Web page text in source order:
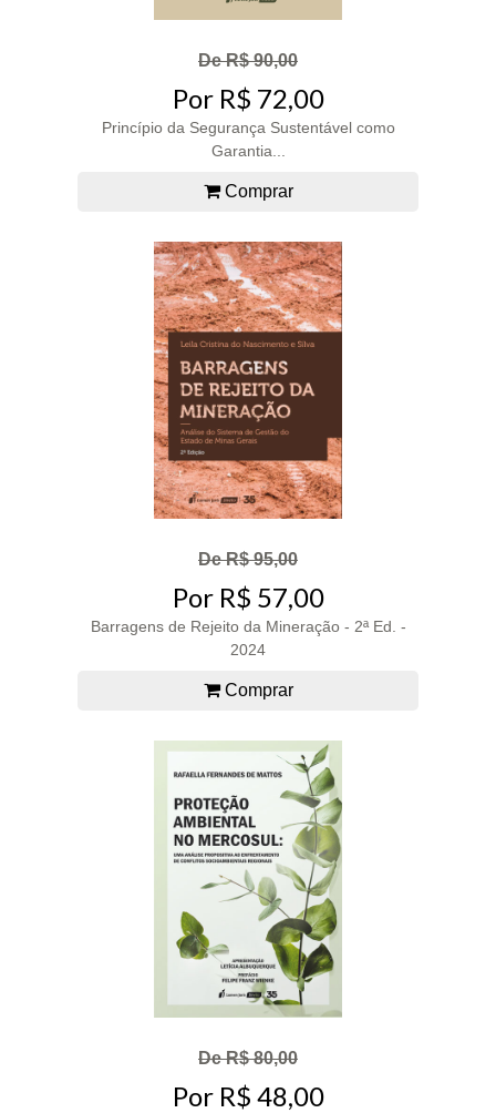
De R$ 90,00
Por R$ 72,00
Princípio da Segurança Sustentável como
Garantia...
Comprar
De R$ 95,00
Por R$ 57,00
Barragens de Rejeito da Mineração - 2ª Ed. -
2024
Comprar
De R$ 80,00
Por R$ 48,00